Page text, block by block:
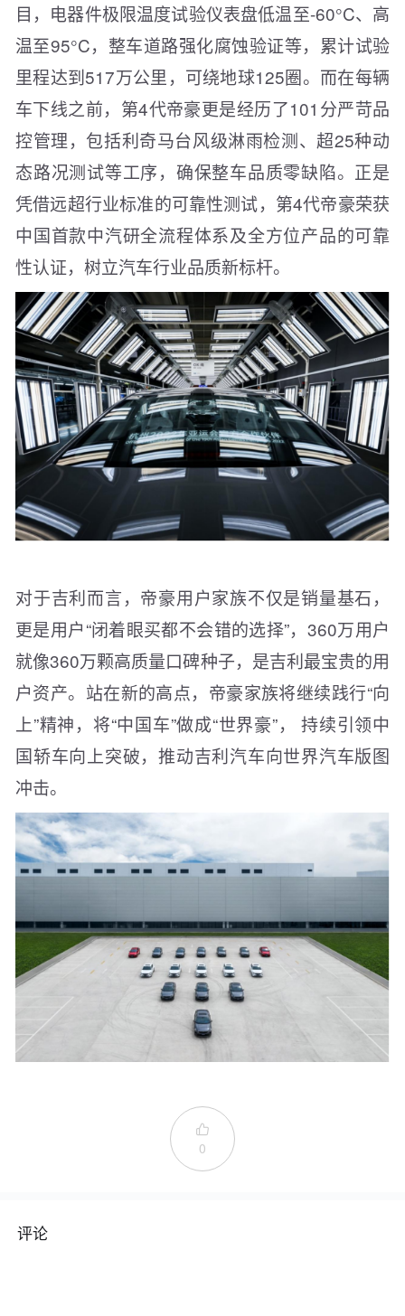
目，电器件极限温度试验仪表盘低温至-60°C、高
温至95°C，整车道路强化腐蚀验证等，累计试验
里程达到517万公里，可绕地球125圈。而在每辆
车下线之前，第4代帝豪更是经历了101分严苛品
控管理，包括利奇马台风级淋雨检测、超25种动
态路况测试等工序，确保整车品质零缺陷。正是
凭借远超行业标准的可靠性测试，第4代帝豪荣获
中国首款中汽研全流程体系及全方位产品的可靠
性认证，树立汽车行业品质新标杆。
对于吉利而言，帝豪用户家族不仅是销量基石，
更是用户“闭着眼买都不会错的选择”，360万用户
就像360万颗高质量口碑种子，是吉利最宝贵的用
户资产。站在新的高点，帝豪家族将继续践行“向
上”精神，将“中国车”做成“世界豪”， 持续引领中
国轿车向上突破，推动吉利汽车向世界汽车版图
冲击。

0
评论